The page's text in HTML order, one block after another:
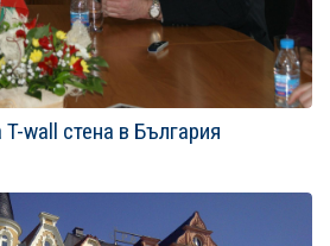
wall стена в България